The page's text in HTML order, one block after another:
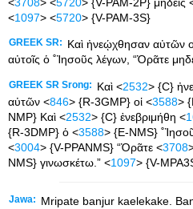
<1097> <5720> {V-PAM-3S}
GREEK SR:
Καὶ ἠνεῴχθησαν αὐτῶν
αὐτοῖς ὁ ˚Ἰησοῦς λέγων, “Ὁρᾶτε
GREEK SR Srong: Καὶ <2532> {C}
αὐτῶν <846> {R-3GMP} οἱ <3588>
NMP} Καὶ <2532> {C} ἐνεβριμήθη <
{R-3DMP} ὁ <3588> {E-NMS}
<3004> {V-PPANMS} “Ὁρᾶτε <3708
NMS} γινωσκέτω.” <1097> {V-
Jawa:
Mripate banjur kaelekake.